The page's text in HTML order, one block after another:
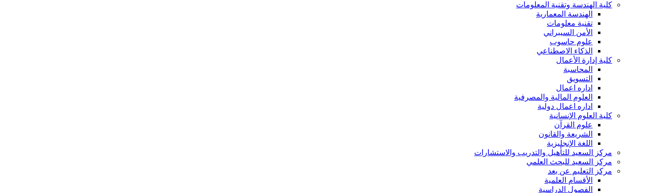
كلية الهندسة وتقنية المعلومات
الهندسة المعمارية
تقنية معلومات
الأمن السيبراني
علوم حاسوب
الذكاء الاصطناعي
كلية إدارة الأعمال
المحاسبة
التسويق
اداره اعمال
العلوم المالية والمصرفية
اداره اعمال دولية
كلية العلوم الإنسانية
علوم القرآن
الشريعة والقانون
اللغة الإنجليزية
مركز السعيد للتأهيل والتدريب والاستشارات
مركز السعيد للبحث العلمي
مركز التعليم عن بعد
الأقسام العلمية
الفصول الدراسية